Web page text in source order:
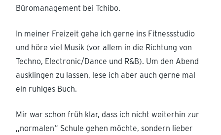
Büromanagement bei Tchibo.
In meiner Freizeit gehe ich gerne ins Fitnessstudio
und höre viel Musik (vor allem in die Richtung von
Techno, Electronic/Dance und R&B). Um den Abend
ausklingen zu lassen, lese ich aber auch gerne mal
ein ruhiges Buch.
Mir war schon früh klar, dass ich nicht weiterhin zur
,,normalen“ Schule gehen möchte, sondern lieber